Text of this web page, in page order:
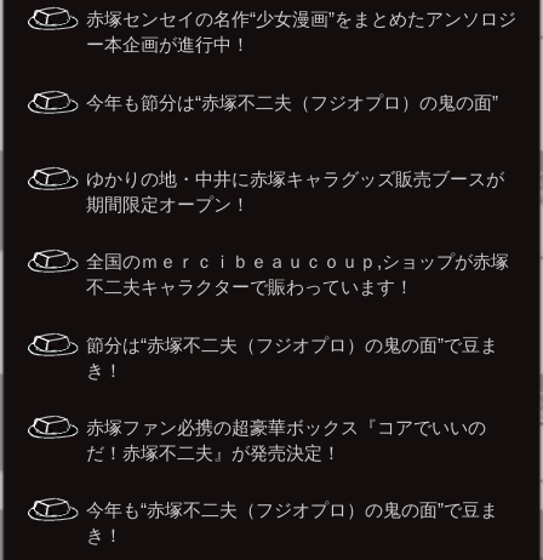
赤塚センセイの名作“少女漫画”をまとめたアンソロジ
ー本企画が進行中！
今年も節分は“赤塚不二夫（フジオプロ）の鬼の面”
ゆかりの地・中井に赤塚キャラグッズ販売ブースが
期間限定オープン！
全国のｍｅｒｃｉｂｅａｕｃｏｕｐ,ショップが赤塚
不二夫キャラクターで賑わっています！
節分は“赤塚不二夫（フジオプロ）の鬼の面”で豆ま
き！
赤塚ファン必携の超豪華ボックス『コアでいいの
だ！赤塚不二夫』が発売決定！
今年も“赤塚不二夫（フジオプロ）の鬼の面”で豆ま
き！